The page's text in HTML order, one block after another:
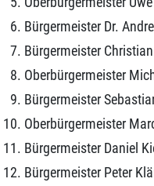
Bürgermeister Dr.
Bürgermeister
Oberbürgermeister
Bürgermeister
Oberbürgermeister
Bürgermeister Daniel
Bürgermeister Peter